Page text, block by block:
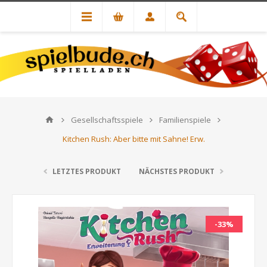
Gesellschaftsspiele
Familienspiele
Kitchen Rush: Aber bitte mit Sahne! Erw.
LETZTES PRODUKT NÄCHSTES PRODUKT
-33%